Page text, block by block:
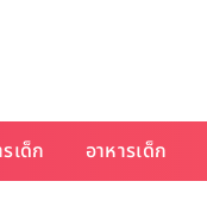
เด็ก อาหารเด็ก